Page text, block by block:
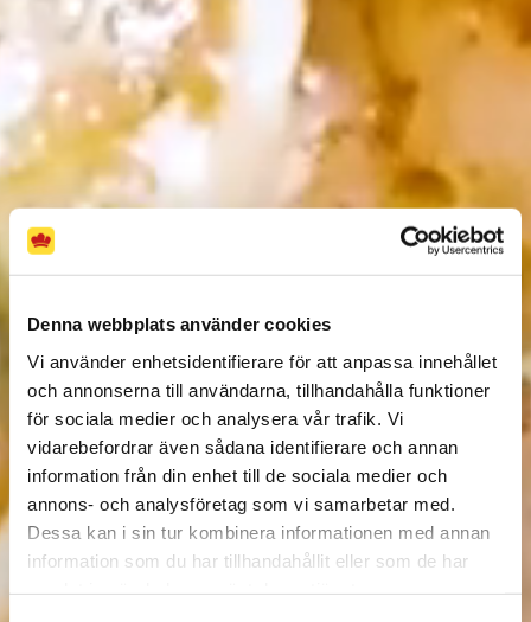
Denna webbplats använder cookies
Vi använder enhetsidentifierare för att anpassa innehållet
och annonserna till användarna, tillhandahålla funktioner
för sociala medier och analysera vår trafik. Vi
vidarebefordrar även sådana identifierare och annan
information från din enhet till de sociala medier och
annons- och analysföretag som vi samarbetar med.
Dessa kan i sin tur kombinera informationen med annan
information som du har tillhandahållit eller som de har
Kronfågels
KYCKLINGGUIDE